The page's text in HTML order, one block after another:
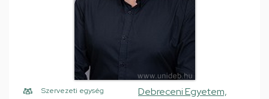
Szervezeti egység
Debreceni Egyetem,